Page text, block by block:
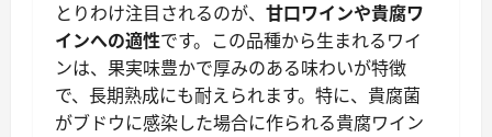
とりわけ注目されるのが、 甘口ワインや貴腐ワ
インへの適性です。この品種から生まれるワイ
ンは、果実味豊かで厚みのある味わいが特徴
で、長期熟成にも耐えられます。特に、貴腐菌
がブドウに感染した場合に作られる貴腐ワイン